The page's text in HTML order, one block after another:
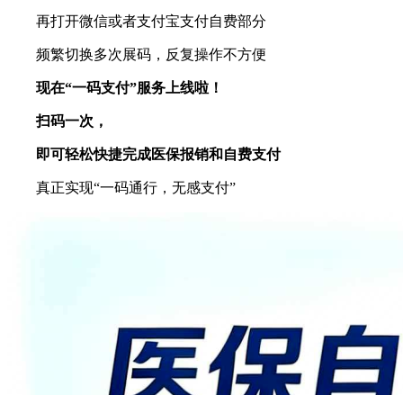
再打开微信或者支付宝支付自费部分
频繁切换多次展码，反复操作不方便
现在“一码支付”服务上线啦！
扫码一次，
即可轻松快捷完成医保报销和自费支付
真正实现“一码通行，无感支付”